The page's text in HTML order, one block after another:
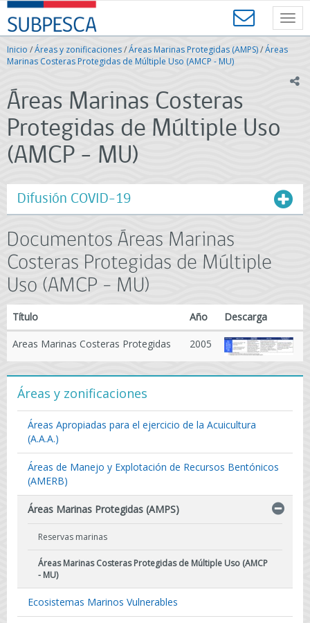
Contenido
principal
SUBPESCA
-
Subsecretaría
de
y
Acuicultura
Gobierno
Chile
Inicio /Áreas y zonificaciones/Áreas Marinas Protegidas (AMPS)/Áreas
Marinas Costeras Protegidas de Múltiple Uso (AMCP - MU)
Áreas Marinas Costeras
Protegidas de Múltiple Uso
(AMCP - MU)
Difusión COVID-19
Documentos Áreas Marinas
Costeras Protegidas de Múltiple
Uso (AMCP - MU)
Título Año Descarga
Areas Marinas Costeras Protegidas 2005 8-
Áreas y zonificaciones
Áreas Apropiadas para el ejercicio de la Acuicultura
(A.A.A.)
Áreas de Manejo y Explotación de Recursos Bentónicos
(AMERB)
Áreas Marinas Protegidas (AMPS)
Reservas marinas
Áreas Marinas Costeras Protegidas de Múltiple Uso (AMCP
- MU)
Ecosistemas Marinos Vulnerables